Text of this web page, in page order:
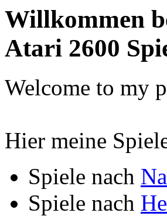
Willkommen
Atari 2600
Welcome to my
Hier meine
Spiele nach
Spiele nach